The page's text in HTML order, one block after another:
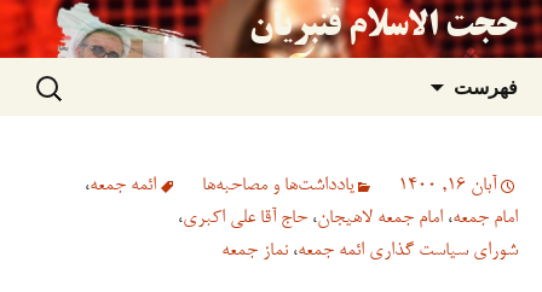
حجت الاسلام قنبریان
فهرست
نوشته‌ها
جستجو
برای:
آبان 16, 1400 یادداشت‌ها و مصاحبه‌ها ائمه جمعه،
امام جمعه، امام جمعه لاهیجان، حاج آقا علی اکبری،
شورای سیاست گذاری ائمه جمعه، نماز جمعه